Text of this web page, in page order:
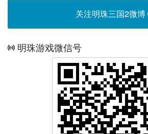
关注明珠三国2微博
明珠游戏微信号